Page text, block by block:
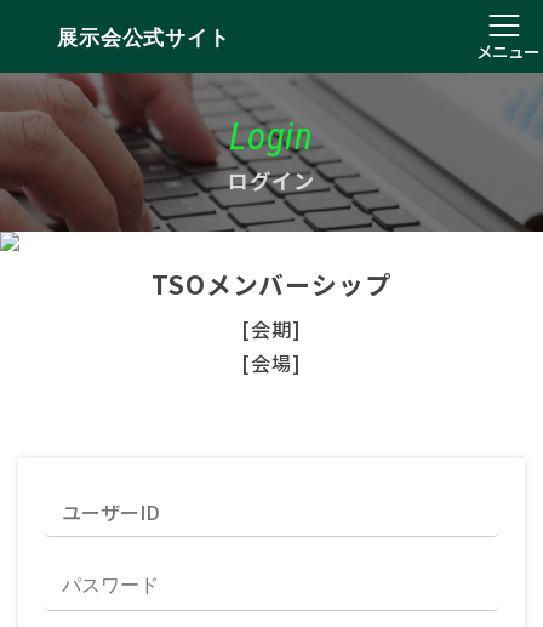
展示会公式サイト
メニュー
Login
ログイン
TSOメンバーシップ
[会期]
[会場]